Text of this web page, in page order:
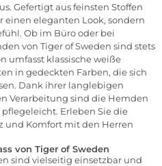
Gefertigt aus feinsten Stoffen
eleganten Look, sondern
Ob im Büro oder bei
von Tiger of Sweden sind stets
umfasst klassische weiße
in gedeckten Farben, die sich
Dank ihrer langlebigen
Verarbeitung sind die Hemden
Erleben Sie die
und Komfort mit den Herren
von Tiger of Sweden
sind vielseitig einsetzbar und